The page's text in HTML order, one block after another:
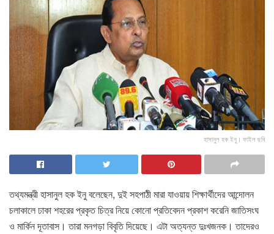
হাসানুল হক ইনু। ফাইল ছবি
তথ্যমন্ত্রী হাসানুল হক ইনু বলেছেন, দুই সহপাঠী মারা যাওয়ায় শিক্ষার্থীদের আন্দোলন
চলাকালে ঢাকা শহরের প্রকৃত চিত্র নিয়ে কোনো প্রতিবেদন প্রকাশ করেনি জাতিসংঘ
ও মার্কিন দূতাবাস। তারা মনগড়া বিবৃতি দিয়েছে। এটা অত্যন্ত দুঃখজনক। তাদেরও